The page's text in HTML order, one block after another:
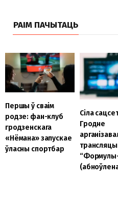
РАІМ ПАЧЫТАЦЬ
Першы ў сваім
родзе: фан-клуб
гродзенскага
«Нёмана» запускае
ўласны спортбар
Сіла
Гродне